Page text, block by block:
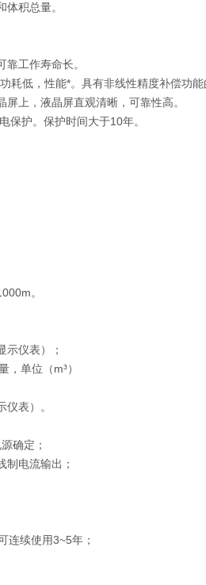
积总量。
工作寿命长。
耗低，性能*。具有非线性精度补偿功
上，液晶屏直观清晰，可靠性高。
保护。保护时间大于10年。
。
仪表）；
单位（m³）
表）。
确定；
电流输出；
续使用3~5年；